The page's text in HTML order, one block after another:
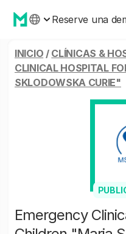
Reserve una
INICIO / CLÍNICAS &
CLINICAL HOSPITAL
SKLODOWSKA CURIE"
Emergency